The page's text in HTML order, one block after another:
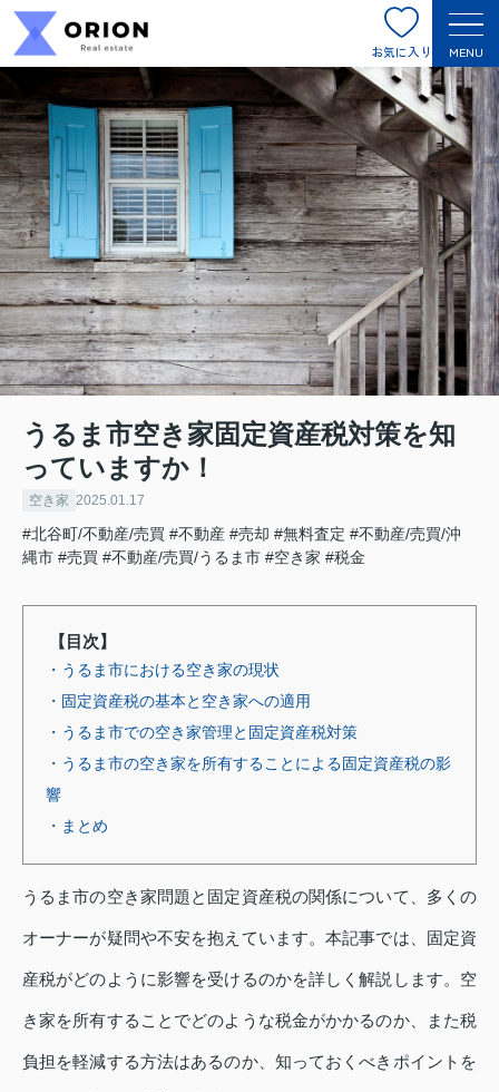
お気に入り MENU
うるま市空き家固定資産税対策を知
っていますか！
空き家 2025.01.17
#北谷町/不動産/売買 #不動産 #売却 #無料査定 #不動産/売買/沖
縄市 #売買 #不動産/売買/うるま市 #空き家 #税金
【目次】
・うるま市における空き家の現状
・固定資産税の基本と空き家への適用
・うるま市での空き家管理と固定資産税対策
・うるま市の空き家を所有することによる固定資産税の影
響
・まとめ
うるま市の空き家問題と固定資産税の関係について、多くの
オーナーが疑問や不安を抱えています。本記事では、固定資
産税がどのように影響を受けるのかを詳しく解説します。空
き家を所有することでどのような税金がかかるのか、また税
負担を軽減する方法はあるのか、知っておくべきポイントを